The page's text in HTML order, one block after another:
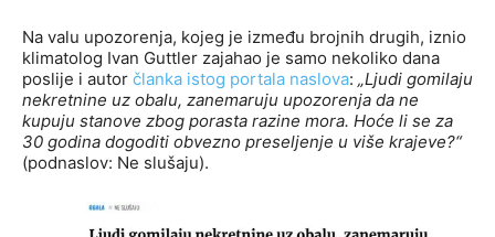
Na valu upozorenja, kojeg je između brojnih drugih, iznio
klimatolog Ivan Guttler zajahao je samo nekoliko dana
poslije i autor članka istog portala naslova: „Ljudi gomilaju
nekretnine uz obalu, zanemaruju upozorenja da ne
kupuju stanove zbog porasta razine mora. Hoće li se za
30 godina dogoditi obvezno preseljenje u više krajeve?“
(podnaslov: Ne slušaju).